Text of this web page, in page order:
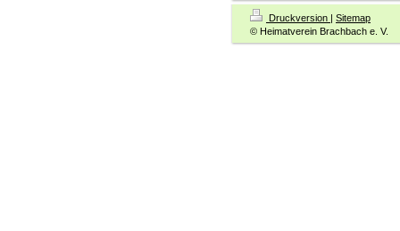
Druckversion | Sitemap
© Heimatverein Brachbach e. V.